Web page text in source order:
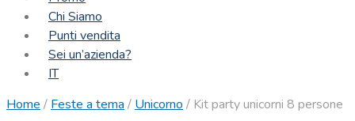
Chi Siamo
Punti vendita
Sei un’azienda?
IT
Home / Feste a tema / Unicorno / Kit party unicorni 8 persone